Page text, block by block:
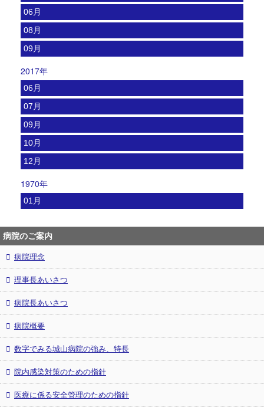
06月
08月
09月
2017年
06月
07月
09月
10月
12月
1970年
01月
病院のご案内
病院理念
理事長あいさつ
病院長あいさつ
病院概要
数字でみる城山病院の強み、特長
院内感染対策のための指針
医療に係る安全管理のための指針